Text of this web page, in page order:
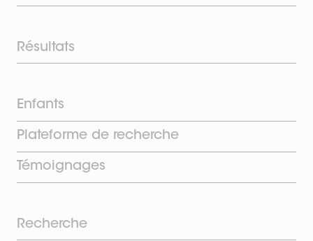
Résultats
Enfants
Plateforme de recherche
Témoignages
Recherche